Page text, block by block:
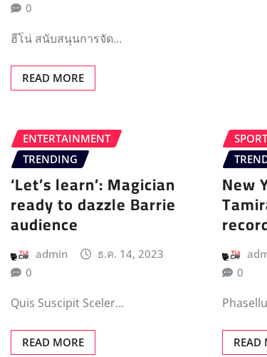
0
ฮีโน่ สนับสนุนการจัด…
READ MORE
ENTERTAINMENT
TRENDING
‘Let’s learn’: Magician
ready to dazzle Barrie
audience
admin
ธ.ค. 14, 2023
0
Quis Suscipit Sceler…
READ MORE
New
0
READ